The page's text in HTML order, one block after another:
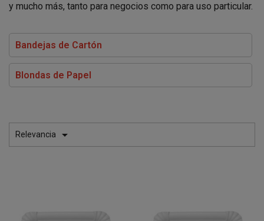
y mucho más, tanto para negocios como para uso particular.
Bandejas de Cartón
Blondas de Papel
Relevancia 